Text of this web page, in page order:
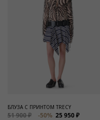
БЛУЗА С ПРИНТОМ TRECY
51 900 ₽ -50% 25 950 ₽